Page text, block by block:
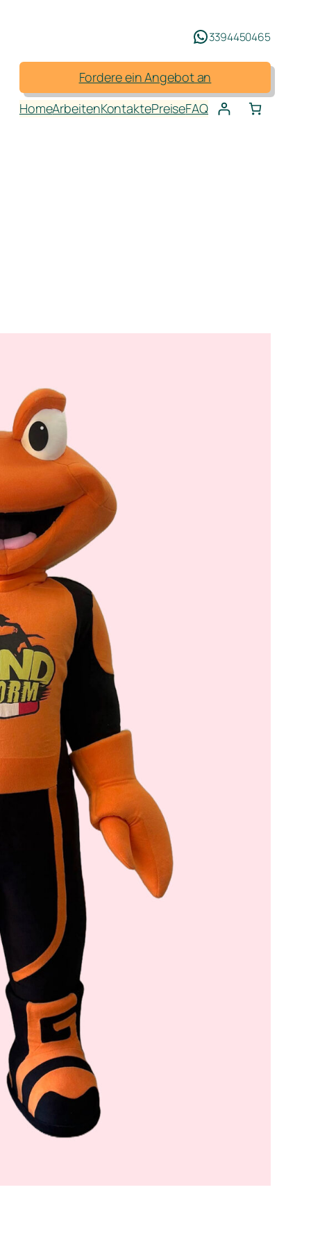
3394450465
Fordere ein Angebot an
HomeArbeitenKontaktePreiseFAQ